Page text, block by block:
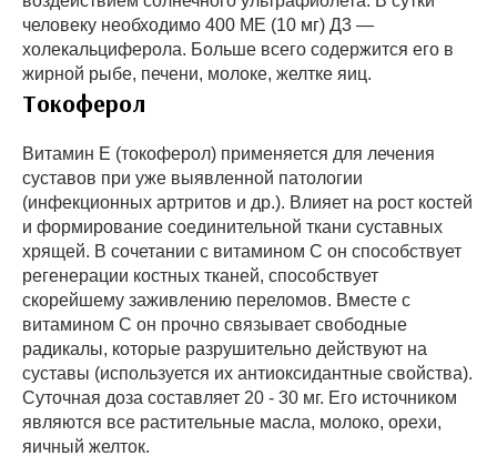
человеку необходимо 400 МЕ (10 мг) Д3 —
холекальциферола. Больше всего содержится его в
жирной рыбе, печени, молоке, желтке яиц.
Токоферол
Витамин Е (токоферол) применяется для лечения
суставов при уже выявленной патологии
(инфекционных артритов и др.). Влияет на рост костей
и формирование соединительной ткани суставных
хрящей. В сочетании с витамином С он способствует
регенерации костных тканей, способствует
скорейшему заживлению переломов. Вместе с
витамином С он прочно связывает свободные
радикалы, которые разрушительно действуют на
суставы (используется их антиоксидантные свойства).
Суточная доза составляет 20 - 30 мг. Его источником
являются все растительные масла, молоко, орехи,
яичный желток.